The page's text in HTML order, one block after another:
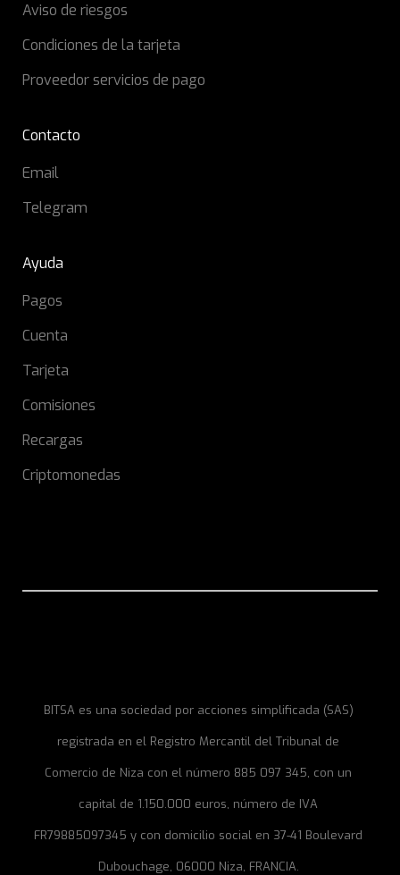
Aviso de riesgos
Condiciones de la tarjeta
Proveedor servicios de pago
Contacto
Email
Telegram
Ayuda
Pagos
Cuenta
Tarjeta
Comisiones
Recargas
Criptomonedas
BITSA es una sociedad por acciones simplificada (SAS)
registrada en el Registro Mercantil del Tribunal de
Comercio de Niza con el número 885 097 345, con un
capital de 1.150.000 euros, número de IVA
FR79885097345 y con domicilio social en 37-41 Boulevard
Dubouchage, 06000 Niza, FRANCIA.